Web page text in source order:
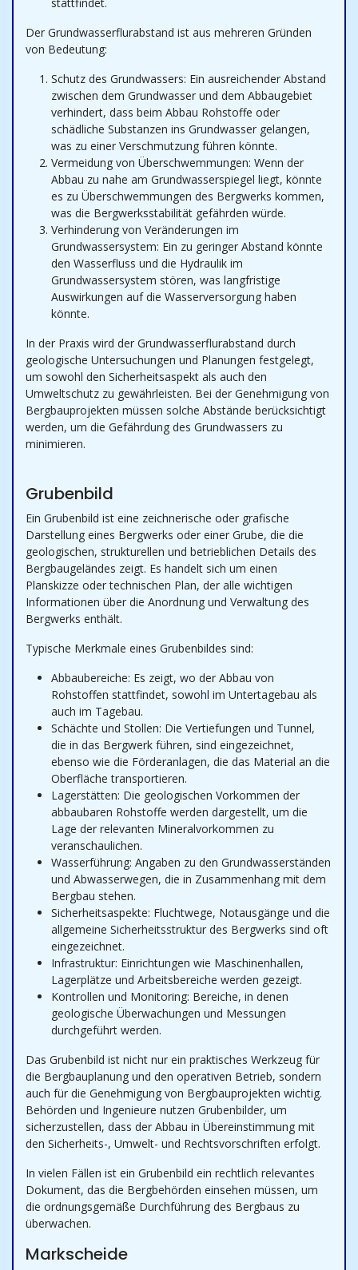
Der Grundwasserflurabstand ist aus mehreren Gründen
von Bedeutung:
Schutz des Grundwassers: Ein ausreichender Abstand
zwischen dem Grundwasser und dem Abbaugebiet
verhindert, dass beim Abbau Rohstoffe oder
schädliche Substanzen ins Grundwasser gelangen,
was zu einer Verschmutzung führen könnte.
Vermeidung von Überschwemmungen: Wenn der
Abbau zu nahe am Grundwasserspiegel liegt, könnte
es zu Überschwemmungen des Bergwerks kommen,
was die Bergwerksstabilität gefährden würde.
Verhinderung von Veränderungen im
Grundwassersystem: Ein zu geringer Abstand könnte
den Wasserfluss und die Hydraulik im
Grundwassersystem stören, was langfristige
Auswirkungen auf die Wasserversorgung haben
könnte.
In der Praxis wird der Grundwasserflurabstand durch
geologische Untersuchungen und Planungen festgelegt,
um sowohl den Sicherheitsaspekt als auch den
Umweltschutz zu gewährleisten. Bei der Genehmigung von
Bergbauprojekten müssen solche Abstände berücksichtigt
werden, um die Gefährdung des Grundwassers zu
minimieren.
Grubenbild
Ein Grubenbild ist eine zeichnerische oder grafische
Darstellung eines Bergwerks oder einer Grube, die die
geologischen, strukturellen und betrieblichen Details des
Bergbaugeländes zeigt. Es handelt sich um einen
Planskizze oder technischen Plan, der alle wichtigen
Informationen über die Anordnung und Verwaltung des
Bergwerks enthält.
Typische Merkmale eines Grubenbildes sind:
Abbaubereiche: Es zeigt, wo der Abbau von
Rohstoffen stattfindet, sowohl im Untertagebau als
auch im Tagebau.
Schächte und Stollen: Die Vertiefungen und Tunnel,
die in das Bergwerk führen, sind eingezeichnet,
ebenso wie die Förderanlagen, die das Material an die
Oberfläche transportieren.
Lagerstätten: Die geologischen Vorkommen der
abbaubaren Rohstoffe werden dargestellt, um die
Lage der relevanten Mineralvorkommen zu
veranschaulichen.
Wasserführung: Angaben zu den Grundwasserständen
und Abwasserwegen, die in Zusammenhang mit dem
Bergbau stehen.
Sicherheitsaspekte: Fluchtwege, Notausgänge und die
allgemeine Sicherheitsstruktur des Bergwerks sind oft
eingezeichnet.
Infrastruktur: Einrichtungen wie Maschinenhallen,
Lagerplätze und Arbeitsbereiche werden gezeigt.
Kontrollen und Monitoring: Bereiche, in denen
geologische Überwachungen und Messungen
durchgeführt werden.
Das Grubenbild ist nicht nur ein praktisches Werkzeug für
die Bergbauplanung und den operativen Betrieb, sondern
auch für die Genehmigung von Bergbauprojekten wichtig.
Behörden und Ingenieure nutzen Grubenbilder, um
sicherzustellen, dass der Abbau in Übereinstimmung mit
den Sicherheits-, Umwelt- und Rechtsvorschriften erfolgt.
In vielen Fällen ist ein Grubenbild ein rechtlich relevantes
Dokument, das die Bergbehörden einsehen müssen, um
die ordnungsgemäße Durchführung des Bergbaus zu
überwachen.
Markscheide